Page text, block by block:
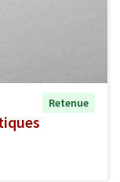
Retenue